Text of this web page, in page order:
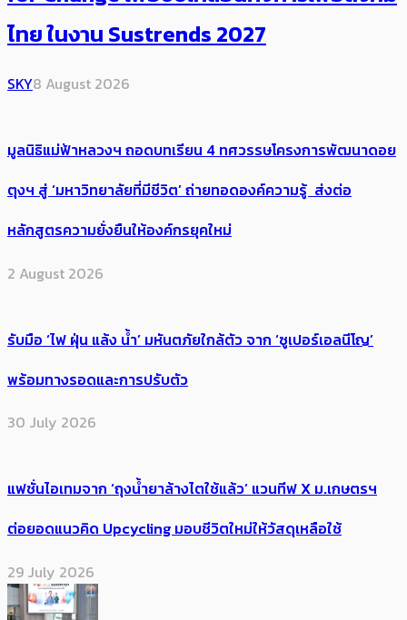
ไทย ในงาน Sustrends 2027
SKY8 August 2026
มูลนิธิแม่ฟ้าหลวงฯ ถอดบทเรียน 4 ทศวรรษโครงการพัฒนาดอย
ตุงฯ สู่ ‘มหาวิทยาลัยที่มีชีวิต’ ถ่ายทอดองค์ความรู้ ส่งต่อ
หลักสูตรความยั่งยืนให้องค์กรยุคใหม่
2 August 2026
รับมือ ‘ไฟ ฝุ่น แล้ง น้ำ’ มหันตภัยใกล้ตัว จาก ‘ซูเปอร์เอลนีโญ’
พร้อมทางรอดและการปรับตัว
30 July 2026
แฟชั่นไอเทมจาก ‘ถุงน้ำยาล้างไตใช้แล้ว’ แวนทีฟ X ม.เกษตรฯ
ต่อยอดแนวคิด Upcycling มอบชีวิตใหม่ให้วัสดุเหลือใช้
29 July 2026